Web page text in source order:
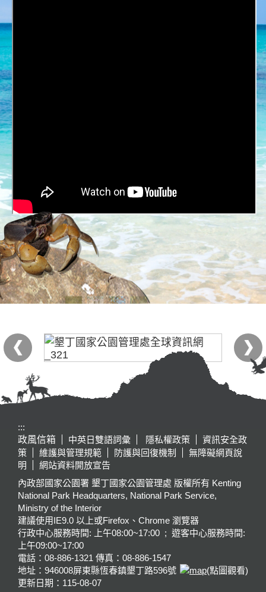
:::
政風信箱
中英日雙語詞彙 隱私權政策
資訊安全政
策
維護與管理規範 防護與回復機制
無障礙網頁說
明
網站資料開放宣告
內政部國家公園署 墾丁國家公園管理處 版權所有 Kenting
National Park Headquarters, National Park Service,
Ministry of the Interior
建議使用IE9.0 以上或Firefox、Chrome 瀏覽器
行政中心服務時間: 上午08:00~17:00 ; 遊客中心服務時間:
上午09:00~17:00
電話：08-886-1321 傳真：08-886-1547
地址：946008屏東縣恆春鎮墾丁路596號
(點圖觀看)
更新日期： 115-08-07